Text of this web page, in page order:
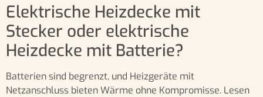
Elektrische Heizdecke mit
Stecker oder elektrische
Heizdecke mit Batterie?
Batterien sind begrenzt, und Heizgeräte mit
Netzanschluss bieten Wärme ohne Kompromisse. Lesen